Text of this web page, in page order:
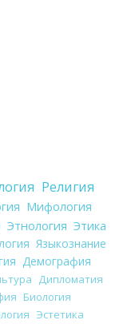
Религия
Мифология
Этнология Этика
Языкознание
Демография
Дипломатия
Биология
Эстетика